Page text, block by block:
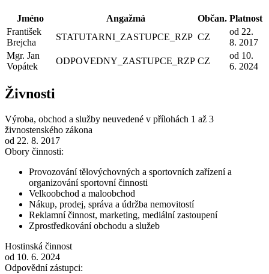
Jméno Angažmá Občan. Platnost
František
Brejcha
STATUTARNI_ZASTUPCE_RZP CZ
od 22.
8. 2017
Mgr. Jan
Vopátek
ODPOVEDNY_ZASTUPCE_RZP CZ
od 10.
6. 2024
Živnosti
Výroba, obchod a služby neuvedené v přílohách 1 až 3
živnostenského zákona
od 22. 8. 2017
Obory činnosti:
Provozování tělovýchovných a sportovních zařízení a
organizování sportovní činnosti
Velkoobchod a maloobchod
Nákup, prodej, správa a údržba nemovitostí
Reklamní činnost, marketing, mediální zastoupení
Zprostředkování obchodu a služeb
Hostinská činnost
od 10. 6. 2024
Odpovědní zástupci: